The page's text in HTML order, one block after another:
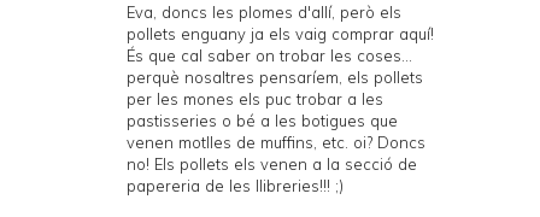
Eva, doncs les plomes d'allí, però els
pollets enguany ja els vaig comprar aquí!
És que cal saber on trobar les coses...
perquè nosaltres pensaríem, els pollets
per les mones els puc trobar a les
pastisseries o bé a les botigues que
venen motlles de muffins, etc. oi? Doncs
no! Els pollets els venen a la secció de
papereria de les llibreries!!! ;)